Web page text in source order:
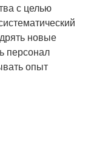
с целью
новые
персонал
опыт